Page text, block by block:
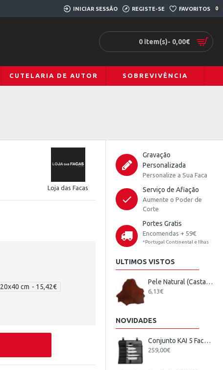
INICIAR SESSÃO REGISTE-SE FAVORITOS 0
0 item(s)- 0,00€
CUTELARIA DE AUTOR SOBREVIVÊNCIA
Loja das Facas
20x40 cm - 15,42€
Gravação
Personalizada
Personalize a Sua Faca
Serviço de Afiação
Aumente o Poder de
Corte
Portes Gratis
Encomendas + 59€
*Portugal Continental e Ilhas
ULTIMOS VISTOS
Pele Natural (Castanho)
6,13€
NOVIDADES
Conjunto KAI 5 Facas Japonesas + Estojo
259,00€